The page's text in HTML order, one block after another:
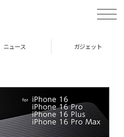
toggle
ニュース ガジェット